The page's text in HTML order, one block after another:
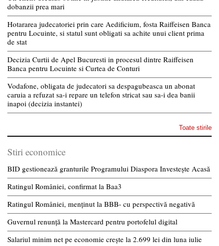
dobanzii prea mari
Hotararea judecatoriei prin care Aedificium, fosta Raiffeisen Banca
pentru Locuinte, si statul sunt obligati sa achite unui client prima
de stat
Decizia Curtii de Apel Bucuresti in procesul dintre Raiffeisen
Banca pentru Locuinte si Curtea de Conturi
Vodafone, obligata de judecatori sa despagubeasca un abonat
caruia a refuzat sa-i repare un telefon stricat sau sa-i dea banii
inapoi (decizia instantei)
Toate stirile
Stiri economice
BID gestionează granturile Programului Diaspora Investește Acasă
Ratingul României, confirmat la Baa3
Ratingul României, menținut la BBB- cu perspectivă negativă
Guvernul renunță la Mastercard pentru portofelul digital
Salariul minim net pe economie crește la 2.699 lei din luna iulie